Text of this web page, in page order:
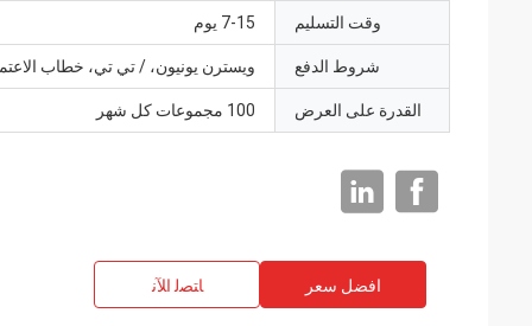
وقت التسليم 7-15 يوم
شروط الدفع ويسترن يونيون، / تي تي، خطاب
القدرة على العرض 100 مجموعات كل شهر
افضل سعر ﺎﺘﺼﻟ ﺍﻶﻧ